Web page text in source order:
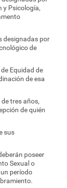
y Psicología,
designadas por
de
Equidad de
de esa
tres años,
de quién
sus
poseer
Sexual o
período